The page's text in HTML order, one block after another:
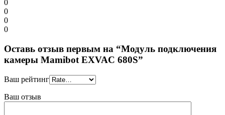
0
0
0
0
Оставь отзыв первым на “Модуль подключения
камеры Mamibot EXVAC 680S”
Ваш рейтинг
Ваш отзыв